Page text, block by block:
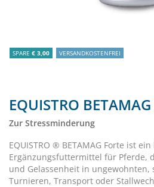
SPARE € 3,00 VERSANDKOSTENFREI
EQUISTRO
Zur Stressminderung
EQUISTRO ® BETAMAG Forte ist
Ergänzungsfuttermittel für Pferde,
und Gelassenheit in ungewohnten,
Turnieren, Transport oder